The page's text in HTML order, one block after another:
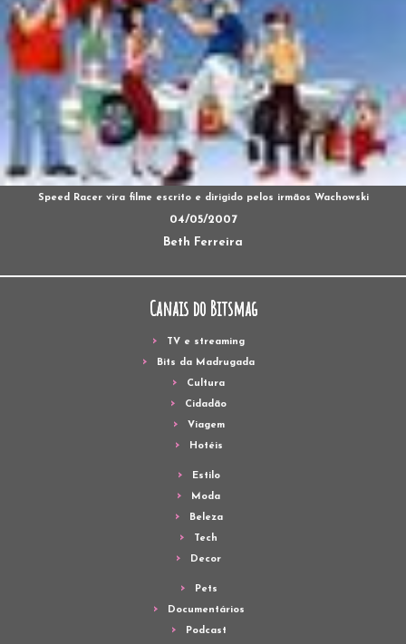
Speed Racer vira filme escrito e dirigido pelos irmãos Wachowski
04/05/2007
Beth Ferreira
Canais do Bitsmag
TV e streaming
Bits da Madrugada
Cultura
Cidadão
Viagem
Hotéis
Estilo
Moda
Beleza
Tech
Decor
Pets
Documentários
Podcast